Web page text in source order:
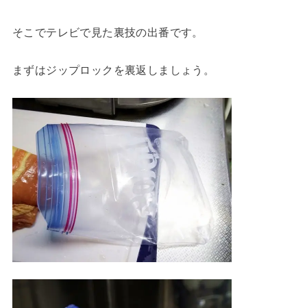
そこでテレビで見た裏技の出番です。
まずはジップロックを裏返しましょう。